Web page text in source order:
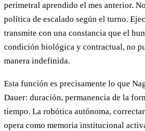
perimetral aprendido el mes anterior.
política de escalado según el turno.
transmite con una constancia que el
condición biológica y contractual, no
manera indefinida.
Esta función es precisamente lo que
Dauer: duración, permanencia de la
tiempo. La robótica autónoma,
opera como memoria institucional